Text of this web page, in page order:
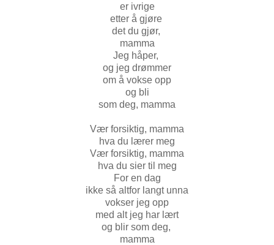
er ivrige
etter å gjøre
det du gjør,
mamma
Jeg håper,
og jeg drømmer
om å vokse opp
og bli
som deg, mamma
Vær forsiktig, mamma
hva du lærer meg
Vær forsiktig, mamma
hva du sier til meg
For en dag
ikke så altfor langt unna
vokser jeg opp
med alt jeg har lært
og blir som deg,
mamma